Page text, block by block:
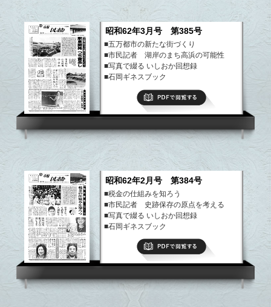
昭和62年3月号 第385号
■五万都市の新たな街づくり
■市民記者 湖岸のまち高浜の可能性
■写真で綴る いしおか回想録
■石岡ギネスブック
■市の財政状況
■まちのできごと
昭和62年2月号 第384号
■税金の仕組みを知ろう
■市民記者 史跡保存の原点を考える
■写真で綴る いしおか回想録
■石岡ギネスブック
■まちのできごと
PDFで閲覧する